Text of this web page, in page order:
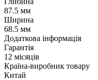
87.5 мм
Ширина
68.5 мм
Додаткова інформація
Гарантія
12 місяців
Країна-виробник товару
Китай